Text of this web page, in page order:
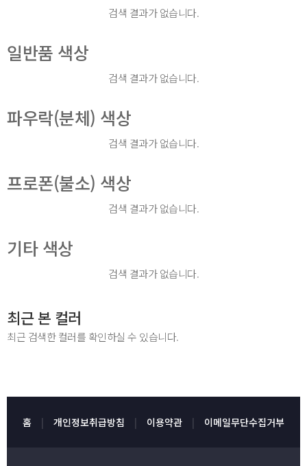
검색 결과가 없습니다.
일반품 색상
검색 결과가 없습니다.
파우락(분체) 색상
검색 결과가 없습니다.
프로폰(불소) 색상
검색 결과가 없습니다.
기타 색상
검색 결과가 없습니다.
최근 본 컬러
최근 검색한 컬러를 확인하실 수 있습니다.
홈 개인정보취급방침 이용약관 이메일무단수집거부